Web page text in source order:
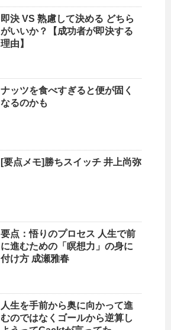
即決 VS 熟慮して決める どちら
がいいか？【成功者が即決する
理由】
ナッツを食べすぎると便が固く
なるのかも
[要点メモ]勝ちスイッチ 井上尚弥
要点：悟りのプロセス 人生で前
に進むための「瞑想力」の身に
付け方 成瀬雅春
人生を手前から奥に向かって進
むのではなくゴールから逆算し